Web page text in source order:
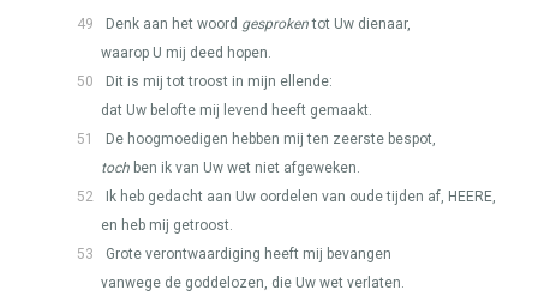
49 Denk aan het woord gesprokentot Uw dienaar,
waarop U mij deed hopen.
50
Dit is mij tot troost in mijn ellende:
dat Uw belofte mij levend heeft gemaakt.
51
De hoogmoedigen hebben mij ten zeerste bespot,
toch ben ik van Uw wet niet afgeweken.
52
Ik heb gedacht aan Uw oordelen van oude tijden af, HEERE,
en heb mij getroost.
53
Grote verontwaardiging heeft mij bevangen
vanwege de goddelozen, die Uw wet verlaten.